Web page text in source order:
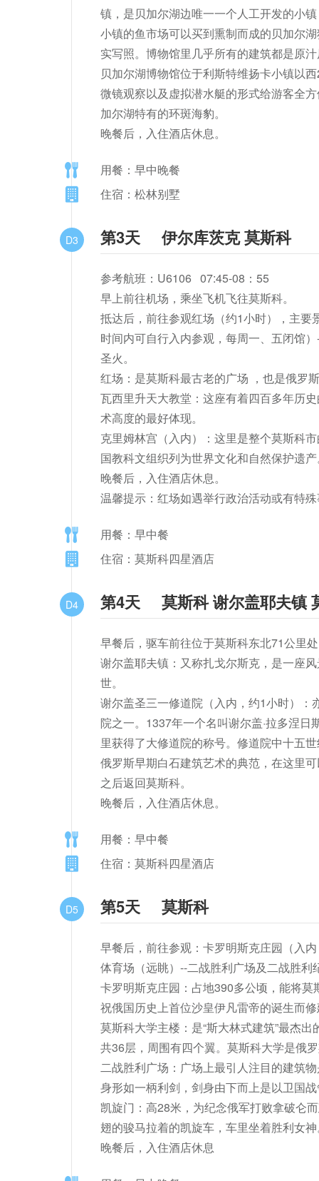
镇，是贝加尔湖边唯一一个人工开发的小
小镇的鱼市场可以买到熏制而成的贝加尔
实写照。博物馆里几乎所有的建筑都是原
贝加尔湖博物馆位于利斯特维扬卡小镇以
微镜观察以及虚拟潜水艇的形式给游客全
加尔湖特有的环斑海豹。
晚餐后，入住酒店休息。
用餐：早中晚餐
住宿：松林别墅
D3 第3天 伊尔库茨克 莫斯科
参考航班：U6106   07:45-08：55
早上前往机场，乘坐飞机飞往莫斯科。
抵达后，前往参观红场（约1小时），主
时间内可自行入内参观，每周一、五闭馆
圣火。
红场：是莫斯科最古老的广场 ，也是俄罗
瓦西里升天大教堂：这座有着四百多年历
术高度的最好体现。
克里姆林宫（入内）：这里是整个莫斯科
国教科文组织列为世界文化和自然保护遗
晚餐后，入住酒店休息。
温馨提示：红场如遇举行政治活动或有特
用餐：早中餐
住宿：莫斯科四星酒店
D4 第4天 莫斯科 谢尔盖耶夫镇
早餐后，驱车前往位于莫斯科东北71公里
谢尔盖耶夫镇：又称扎戈尔斯克，是一座
世。
谢尔盖圣三一修道院（入内，约1小时）
院之一。1337年一个名叫谢尔盖·拉多涅
里获得了大修道院的称号。修道院中十五
俄罗斯早期白石建筑艺术的典范，在这里
之后返回莫斯科。
晚餐后，入住酒店休息。
用餐：早中餐
住宿：莫斯科四星酒店
D5 第5天 莫斯科
早餐后，前往参观：卡罗明斯克庄园（入
体育场（远眺）--二战胜利广场及二战胜
卡罗明斯克庄园：占地390多公顷，能将
祝俄国历史上首位沙皇伊凡雷帝的诞生而
莫斯科大学主楼：是“斯大林式建筑”最杰
共36层，周围有四个翼。莫斯科大学是俄
二战胜利广场：广场上最引人注目的建筑
身形如一柄利剑，剑身由下而上是以卫国
凯旋门：高28米，为纪念俄军打败拿破仑
翅的骏马拉着的凯旋车，车里坐着胜利女
晚餐后，入住酒店休息